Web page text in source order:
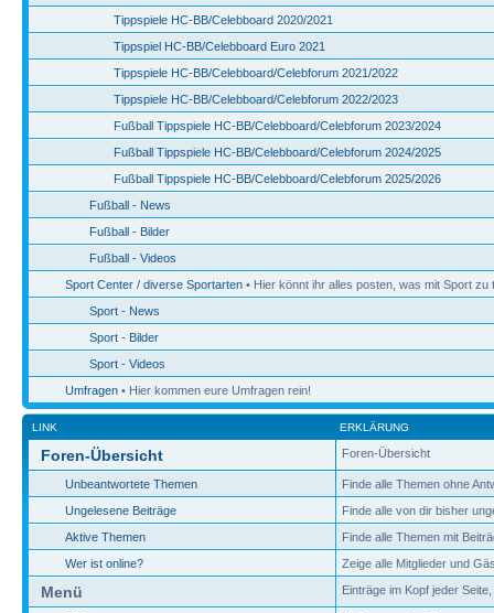
Tippspiele HC-BB/Celebboard 2020/2021
Tippspiel HC-BB/Celebboard Euro 2021
Tippspiele HC-BB/Celebboard/Celebforum 2021/2022
Tippspiele HC-BB/Celebboard/Celebforum 2022/2023
Fußball Tippspiele HC-BB/Celebboard/Celebforum 2023/2024
Fußball Tippspiele HC-BB/Celebboard/Celebforum 2024/2025
Fußball Tippspiele HC-BB/Celebboard/Celebforum 2025/2026
Fußball - News
Fußball - Bilder
Fußball - Videos
Sport Center / diverse Sportarten • Hier könnt ihr alles posten, was mit Sport zu
Sport - News
Sport - Bilder
Sport - Videos
Umfragen • Hier kommen eure Umfragen rein!
LINK ERKLÄRUNG
Foren-Übersicht Foren-Übersicht
Unbeantwortete Themen
Finde alle Themen ohne
Ungelesene Beiträge
Finde alle von dir bisher
Aktive Themen
Finde alle Themen mit
Wer ist online?
Zeige alle Mitglieder und
Menü Einträge im Kopf jeder